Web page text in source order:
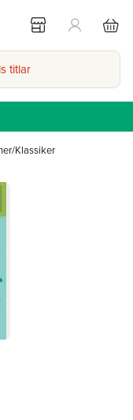
titlar
Klassiker